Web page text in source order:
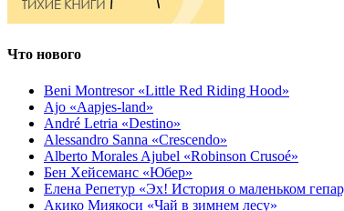
Что нового
Beni Montresor «Little Red Riding Hood»
Ajo «Aapjes-land»
André Letria «Destino»
Alessandro Sanna «Crescendo»
Alberto Morales Ajubel «Robinson Crusoé»
Бен Хейсеманс «Юбер»
Елена Репетур «Эх! История о маленьком
Акико Миякоси «Чай в зимнем лесу»